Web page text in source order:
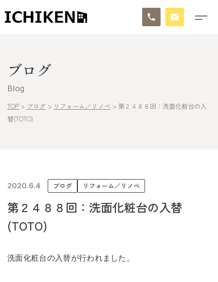
ブログ
施工事例
未来に住み継ぐ平屋
ブログ
Blog
TOP > ブログ > リフォーム／リノベ > 第２４８８回：洗面化粧台の入
替(TOTO)
2020.6.4 ブログ リフォーム／リノベ
第２４８８回：洗面化粧台の入替
(TOTO)
洗面化粧台の入替が行われました。